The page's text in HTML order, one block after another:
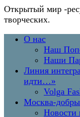
Открытый мир -
творческих.
Перейти
содержимому
Основное
О нас
Наш
Наши
Линия
идти…»
Volga
Москва-
Новости